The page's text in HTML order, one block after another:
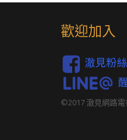
歡迎加入
澈見粉
©2017 澈見網路